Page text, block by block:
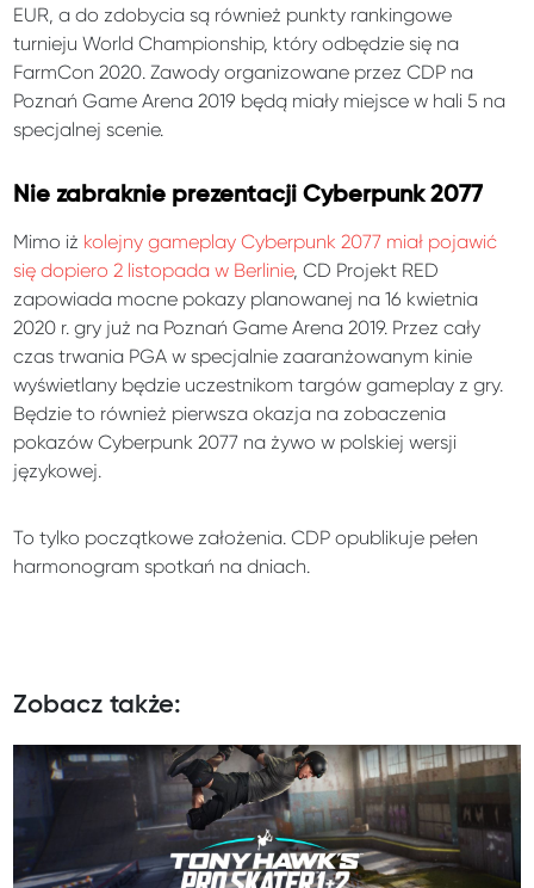
EUR, a do zdobycia są również punkty rankingowe
turnieju World Championship, który odbędzie się na
FarmCon 2020. Zawody organizowane przez CDP na
Poznań Game Arena 2019 będą miały miejsce w hali 5 na
specjalnej scenie.
Nie zabraknie prezentacji Cyberpunk 2077
Mimo iż kolejny gameplay Cyberpunk 2077 miał pojawić
się dopiero 2 listopada w Berlinie, CD Projekt RED
zapowiada mocne pokazy planowanej na 16 kwietnia
2020 r. gry już na Poznań Game Arena 2019. Przez cały
czas trwania PGA w specjalnie zaaranżowanym kinie
wyświetlany będzie uczestnikom targów gameplay z gry.
Będzie to również pierwsza okazja na zobaczenia
pokazów Cyberpunk 2077 na żywo w polskiej wersji
językowej.
To tylko początkowe założenia. CDP opublikuje pełen
harmonogram spotkań na dniach.
Zobacz także: